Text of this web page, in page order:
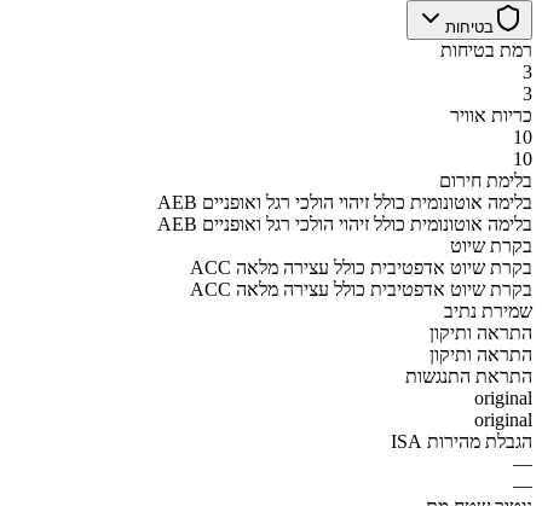
בטיחות
רמת בטיחות
3
3
כריות אוויר
10
10
בלימת חירום
AEB בלימה אוטונומית כולל זיהוי הולכי רגל ואופניים
AEB בלימה אוטונומית כולל זיהוי הולכי רגל ואופניים
בקרת שיוט
ACC בקרת שיוט אדפטיבית כולל עצירה מלאה
ACC בקרת שיוט אדפטיבית כולל עצירה מלאה
שמירת נתיב
התראה ותיקון
התראה ותיקון
התראת התנגשות
original
original
הגבלת מהירות ISA
—
—